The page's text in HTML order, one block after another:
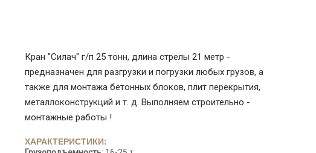
Кран "Силач" г/п 25 тонн, длина стрелы 21 метр -
предназначен для разгрузки и погрузки любых грузов, а
также для монтажа бетонных блоков, плит перекрытия,
металлоконструкций и т. д. Выполняем строительно -
монтажные работы !
ХАРАКТЕРИСТИКИ: